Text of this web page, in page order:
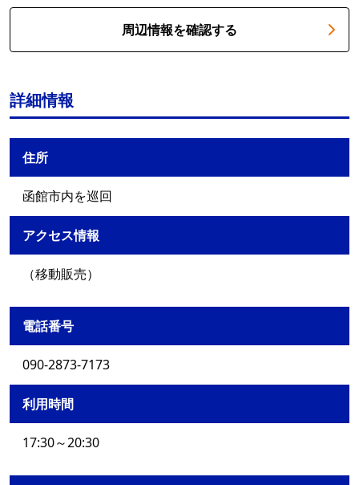
周辺情報を確認する
詳細情報
住所
函館市内を巡回
アクセス情報
（移動販売）
電話番号
090-2873-7173
利用時間
17:30～20:30